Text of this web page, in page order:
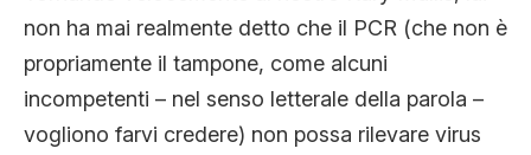
non ha mai realmente detto che il PCR (che non è
propriamente il tampone, come alcuni
incompetenti – nel senso letterale della parola –
vogliono farvi credere) non possa rilevare virus